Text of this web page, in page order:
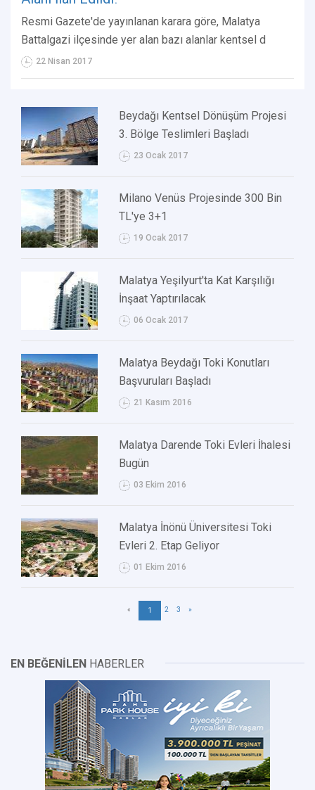
Resmi Gazete'de yayınlanan karara göre, Malatya
Battalgazi ilçesinde yer alan bazı alanlar kentsel d
22 Nisan 2017
Beydağı Kentsel Dönüşüm Projesi
3. Bölge Teslimleri Başladı
23 Ocak 2017
Milano Venüs Projesinde 300 Bin
TL'ye 3+1
19 Ocak 2017
Malatya Yeşilyurt'ta Kat Karşılığı
İnşaat Yaptırılacak
06 Ocak 2017
Malatya Beydağı Toki Konutları
Başvuruları Başladı
21 Kasım 2016
Malatya Darende Toki Evleri İhalesi
Bugün
03 Ekim 2016
Malatya İnönü Üniversitesi Toki
Evleri 2. Etap Geliyor
01 Ekim 2016
« 1 2 3 »
EN BEĞENİLEN HABERLER